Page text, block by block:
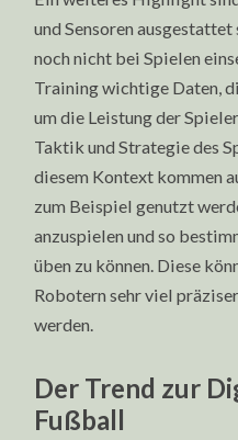
und Sensoren
noch nicht bei Spielen
Training wichtige Daten,
um die Leistung der
Taktik und Strategie des
diesem Kontext kommen
zum Beispiel genutzt
anzuspielen und so
üben zu können. Diese
Robotern sehr viel
werden.
Der Trend zur
Fußball